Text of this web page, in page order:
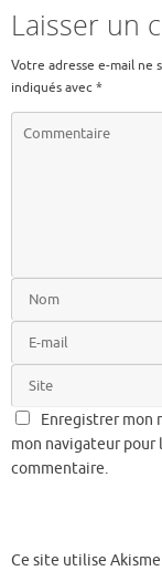
o
o
k
r
Laisser un
Votre adresse e-mail ne
indiqués avec*
Enregistrer mon
mon navigateur pour
commentaire.
Ce site utilise